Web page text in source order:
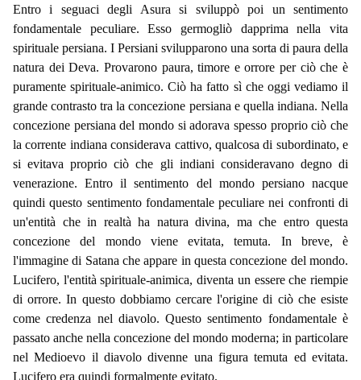
Entro i seguaci degli Asura si sviluppò poi un sentimento
fondamentale peculiare. Esso germogliò dapprima nella vita
spirituale persiana. I Persiani svilupparono una sorta di paura della
natura dei Deva. Provarono paura, timore e orrore per ciò che è
puramente spirituale-animico. Ciò ha fatto sì che oggi vediamo il
grande contrasto tra la concezione persiana e quella indiana. Nella
concezione persiana del mondo si adorava spesso proprio ciò che
la corrente indiana considerava cattivo, qualcosa di subordinato, e
si evitava proprio ciò che gli indiani consideravano degno di
venerazione. Entro il sentimento del mondo persiano nacque
quindi questo sentimento fondamentale peculiare nei confronti di
un'entità che in realtà ha natura divina, ma che entro questa
concezione del mondo viene evitata, temuta. In breve, è
l'immagine di Satana che appare in questa concezione del mondo.
Lucifero, l'entità spirituale-animica, diventa un essere che riempie
di orrore. In questo dobbiamo cercare l'origine di ciò che esiste
come credenza nel diavolo. Questo sentimento fondamentale è
passato anche nella concezione del mondo moderna; in particolare
nel Medioevo il diavolo divenne una figura temuta ed evitata.
Lucifero era quindi formalmente evitato.